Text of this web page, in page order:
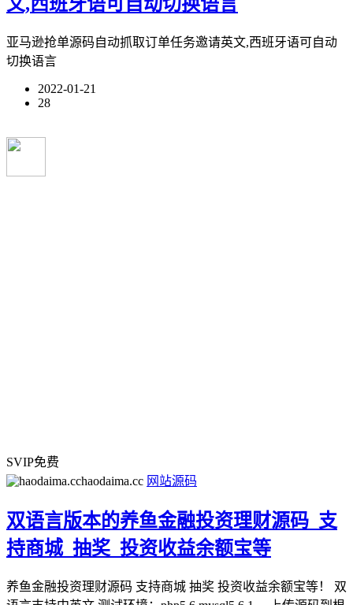
亚马逊抢单源码自动抓取订单任务邀请英文,西班牙语可自动
切换语言
2022-01-21
28
SVIP免费
haodaima.cc 网站源码
双语言版本的养鱼金融投资理财源码_支
持商城_抽奖_投资收益余额宝等
养鱼金融投资理财源码 支持商城 抽奖 投资收益余额宝等！ 双